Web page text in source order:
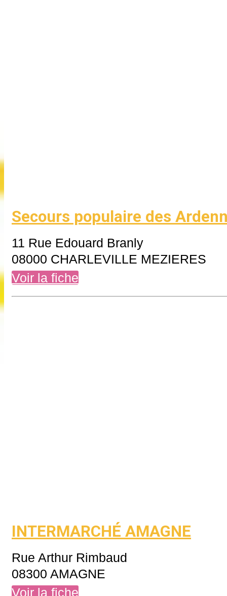
Secours populaire des
11 Rue Edouard Branly
08000 CHARLEVILLE MEZIERES
Voir la fiche
INTERMARCHÉ AMAGNE
Rue Arthur Rimbaud
08300 AMAGNE
Voir la fiche